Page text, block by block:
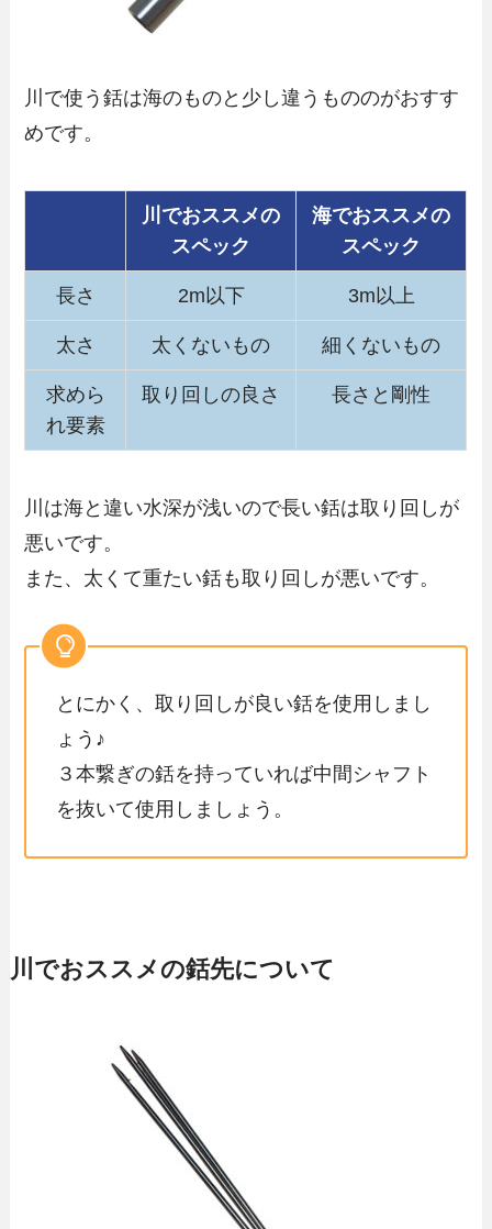
川で使う銛は海のものと少し違うもののがおすす
めです。
川でおススメの
スペック
海でおススメの
スペック
長さ 2m以下 3m以上
太さ 太くないもの 細くないもの
求めら
れ要素
取り回しの良さ 長さと剛性
川は海と違い水深が浅いので長い銛は取り回しが
悪いです。
また、太くて重たい銛も取り回しが悪いです。
とにかく、取り回しが良い銛を使用しまし
ょう♪
３本繋ぎの銛を持っていれば中間シャフト
を抜いて使用しましょう。
川でおススメの銛先について